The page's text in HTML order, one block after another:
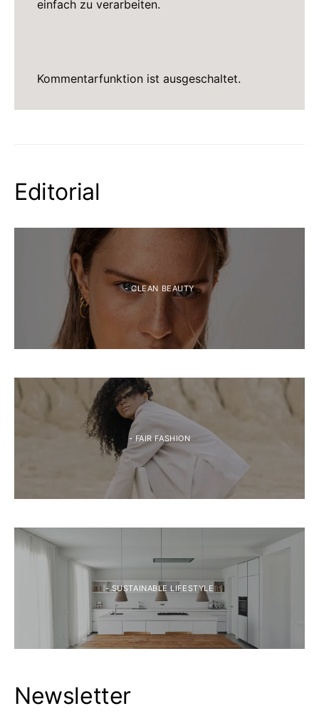
einfach zu verarbeiten.
Kommentarfunktion ist ausgeschaltet.
Editorial
- CLEAN BEAUTY
- FAIR FASHION
- SUSTAINABLE LIFESTYLE
Newsletter